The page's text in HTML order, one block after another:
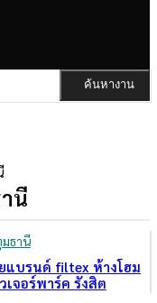
ค้นหางาน
นี
ธานี
แบรนด์ filtex ห้างโฮม
เจอร์พาร์ค รังสิต